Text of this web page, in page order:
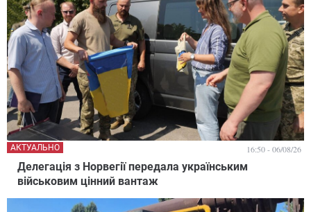
Делегація з Норвегії передала українським
військовим цінний вантаж
АКТУАЛЬНО 16:50 - 06/08/26